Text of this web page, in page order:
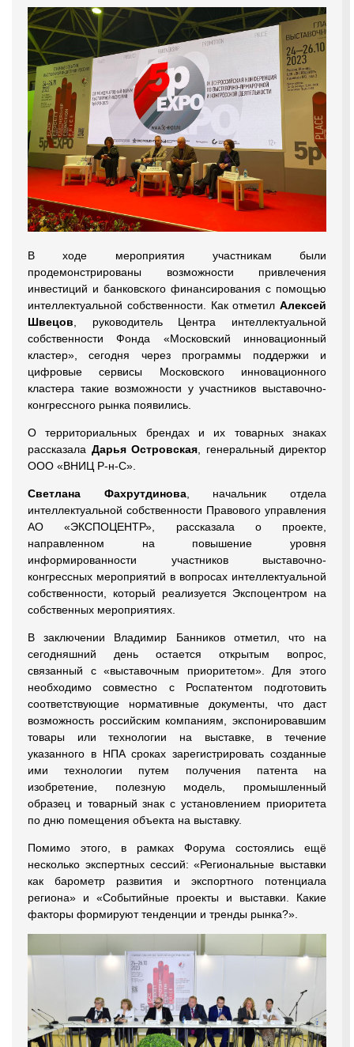
В ходе мероприятия участникам были
продемонстрированы возможности привлечения
инвестиций и банковского финансирования с помощью
интеллектуальной собственности. Как отметил Алексей
Швецов , руководитель Центра интеллектуальной
собственности Фонда «Московский инновационный
кластер», сегодня через программы поддержки и
цифровые сервисы Московского инновационного
кластера такие возможности у участников выставочно-
конгрессного рынка появились.
О территориальных брендах и их товарных знаках
рассказала Дарья Островская , генеральный директор
ООО «ВНИЦ Р-н-С».
Светлана Фахрутдинова, начальник отдела
интеллектуальной собственности Правового управления
АО «ЭКСПОЦЕНТР», рассказала о проекте,
направленном на повышение уровня
информированности участников выставочно-
конгрессных мероприятий в вопросах интеллектуальной
собственности, который реализуется Экспоцентром на
собственных мероприятиях.
В заключении Владимир Банников отметил, что на
сегодняшний день остается открытым вопрос,
связанный с «выставочным приоритетом». Для этого
необходимо совместно с Роспатентом подготовить
соответствующие нормативные документы, что даст
возможность российским компаниям, экспонировавшим
товары или технологии на выставке, в течение
указанного в НПА сроках зарегистрировать созданные
ими технологии путем получения патента на
изобретение, полезную модель, промышленный
образец и товарный знак с установлением приоритета
по дню помещения объекта на выставку.
Помимо этого, в рамках Форума состоялись ещё
несколько экспертных сессий: «Региональные выставки
как барометр развития и экспортного потенциала
региона» и «Событийные проекты и выставки. Какие
факторы формируют тенденции и тренды рынка?».